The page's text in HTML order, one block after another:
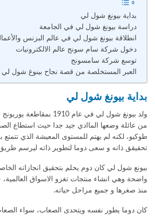
بداية بيونغ شول لي
دراسة بيونغ شول لي في الجامعة
انطلاقة بيونغ شول لي في عالم البزنس
دخول شركة سام سونج عالم الالكترونيات
توسع شركة سامسونج
العبر المستخلصة من قصة نجاح بينوغ شول لي
بداية بيونغ شول لي
ولد بيونغ شول لي في عام 1910
من عائلة وضعها الماادي جيد جدا حيث استطاع
طوكيو، لكنه لم يهتم للمستوى المعيشة الذي تتمتع
تحقيقق ذاته و سعى دوما لتطوير ذاته ليرسم
بيونع شول لي كان دوم يحلم بتحقيق انجازاته
واضحة وهي انشاء منتجات تغزو الاسواق
منذ صغرها و جميع مراحل حياته.
كان دوما يطور نفسه ويتحدى الصعاب، سواء الصعاب